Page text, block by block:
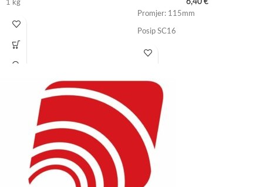
1 kg
Promjer: 115mm
Posip SC16